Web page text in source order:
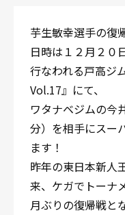
八王子
〒192-0072 東京
Tel/
営業時間：月〜土
芋生敏幸選手の復
日時は１２月２０
行なわれる戸高ジ
Vol.17』にて、
ワタナベジムの今
分）を相手にスー
ます！
昨年の東日本新人
来、ケガでトーナ
月ぶりの復帰戦と